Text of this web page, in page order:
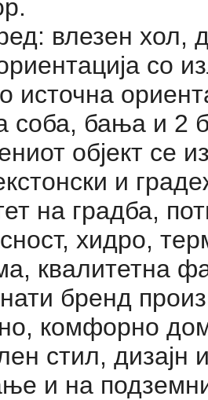
влезен хол,
со
источна
соба, бања и 2
објект се
и
на градба,
хидро,
квалитетна
бренд
комфорно
стил,
и на